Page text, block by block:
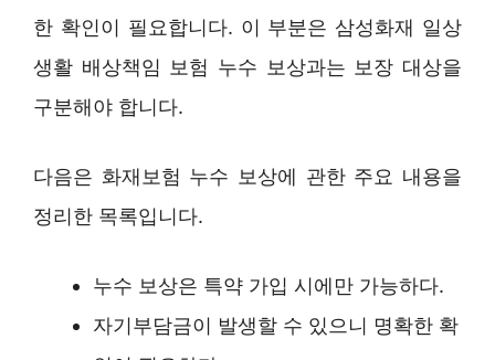
한 확인이 필요합니다. 이 부분은 삼성화재 일상
생활 배상책임 보험 누수 보상과는 보장 대상을
구분해야 합니다.
다음은 화재보험 누수 보상에 관한 주요 내용을
정리한 목록입니다.
누수 보상은 특약 가입 시에만 가능하다.
자기부담금이 발생할 수 있으니 명확한 확